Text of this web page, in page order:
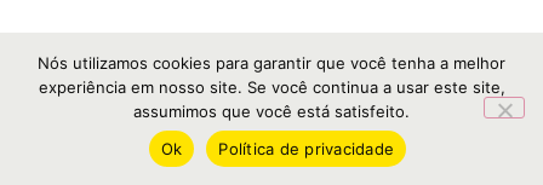
Nós utilizamos cookies para garantir que você tenha a melhor
experiência em nosso site. Se você continua a usar este site,
assumimos que você está satisfeito.
Ok
Política de privacidade